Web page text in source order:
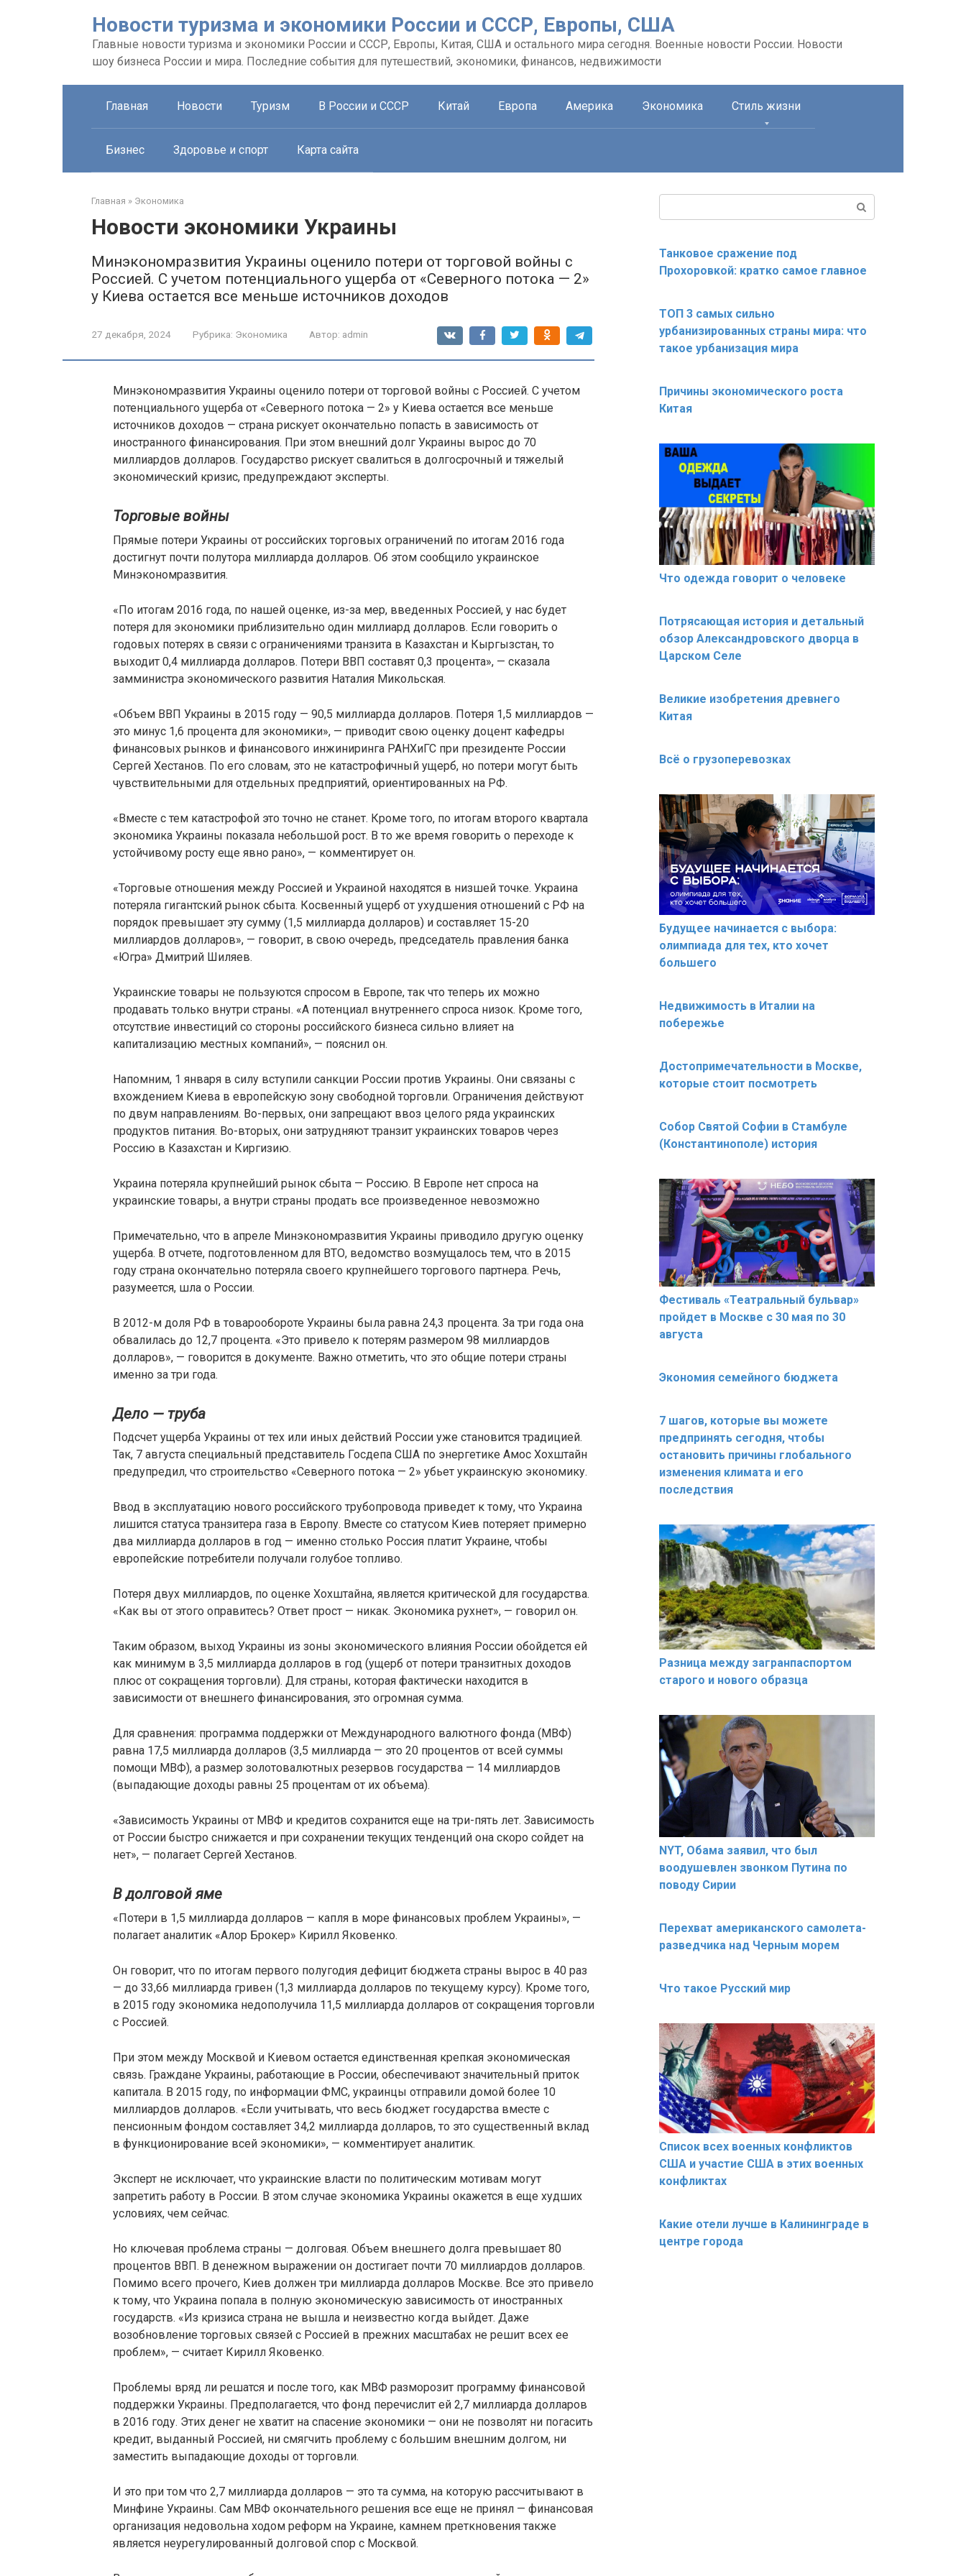
Новости туризма и экономики России и СССР, Европы, США
Главные новости туризма и экономики России и СССР, Европы, Китая, США и остального мира сегодня. Военные новости России. Новости
шоу бизнеса России и мира. Последние события для путешествий, экономики, финансов, недвижимости
Главная Новости Туризм В России и СССР Китай Европа Америка Экономика Стиль жизни
Бизнес Здоровье и спорт Карта сайта
Главная » Экономика
Новости экономики Украины
Минэкономразвития Украины оценило потери от торговой войны с
Россией. С учетом потенциального ущерба от «Северного потока — 2»
у Киева остается все меньше источников доходов
27 декабря, 2024 Рубрика: Экономика Автор: admin
Минэкономразвития Украины оценило потери от торговой войны с Россией. С учетом
потенциального ущерба от «Северного потока — 2» у Киева остается все меньше
источников доходов — страна рискует окончательно попасть в зависимость от
иностранного финансирования. При этом внешний долг Украины вырос до 70
миллиардов долларов. Государство рискует свалиться в долгосрочный и тяжелый
экономический кризис, предупреждают эксперты.
Торговые войны
Прямые потери Украины от российских торговых ограничений по итогам 2016 года
достигнут почти полутора миллиарда долларов. Об этом сообщило украинское
Минэкономразвития.
«По итогам 2016 года, по нашей оценке, из-за мер, введенных Россией, у нас будет
потеря для экономики приблизительно один миллиард долларов. Если говорить о
годовых потерях в связи с ограничениями транзита в Казахстан и Кыргызстан, то
выходит 0,4 миллиарда долларов. Потери ВВП составят 0,3 процента», — сказала
замминистра экономического развития Наталия Микольская.
«Объем ВВП Украины в 2015 году — 90,5 миллиарда долларов. Потеря 1,5 миллиардов —
это минус 1,6 процента для экономики», — приводит свою оценку доцент кафедры
финансовых рынков и финансового инжиниринга РАНХиГС при президенте России
Сергей Хестанов. По его словам, это не катастрофичный ущерб, но потери могут быть
чувствительными для отдельных предприятий, ориентированных на РФ.
«Вместе с тем катастрофой это точно не станет. Кроме того, по итогам второго квартала
экономика Украины показала небольшой рост. В то же время говорить о переходе к
устойчивому росту еще явно рано», — комментирует он.
«Торговые отношения между Россией и Украиной находятся в низшей точке. Украина
потеряла гигантский рынок сбыта. Косвенный ущерб от ухудшения отношений с РФ на
порядок превышает эту сумму (1,5 миллиарда долларов) и составляет 15-20
миллиардов долларов», — говорит, в свою очередь, председатель правления банка
«Югра» Дмитрий Шиляев.
Украинские товары не пользуются спросом в Европе, так что теперь их можно
продавать только внутри страны. «А потенциал внутреннего спроса низок. Кроме того,
отсутствие инвестиций со стороны российского бизнеса сильно влияет на
капитализацию местных компаний», — пояснил он.
Напомним, 1 января в силу вступили санкции России против Украины. Они связаны с
вхождением Киева в европейскую зону свободной торговли. Ограничения действуют
по двум направлениям. Во-первых, они запрещают ввоз целого ряда украинских
продуктов питания. Во-вторых, они затрудняют транзит украинских товаров через
Россию в Казахстан и Киргизию.
Украина потеряла крупнейший рынок сбыта — Россию. В Европе нет спроса на
украинские товары, а внутри страны продать все произведенное невозможно
Примечательно, что в апреле Минэкономразвития Украины приводило другую оценку
ущерба. В отчете, подготовленном для ВТО, ведомство возмущалось тем, что в 2015
году страна окончательно потеряла своего крупнейшего торгового партнера. Речь,
разумеется, шла о России.
В 2012-м доля РФ в товарообороте Украины была равна 24,3 процента. За три года она
обвалилась до 12,7 процента. «Это привело к потерям размером 98 миллиардов
долларов», — говорится в документе. Важно отметить, что это общие потери страны
именно за три года.
Дело — труба
Подсчет ущерба Украины от тех или иных действий России уже становится традицией.
Так, 7 августа специальный представитель Госдепа США по энергетике Амос Хохштайн
предупредил, что строительство «Северного потока — 2» убьет украинскую экономику.
Ввод в эксплуатацию нового российского трубопровода приведет к тому, что Украина
лишится статуса транзитера газа в Европу. Вместе со статусом Киев потеряет примерно
два миллиарда долларов в год — именно столько Россия платит Украине, чтобы
европейские потребители получали голубое топливо.
Потеря двух миллиардов, по оценке Хохштайна, является критической для государства.
«Как вы от этого оправитесь? Ответ прост — никак. Экономика рухнет», — говорил он.
Таким образом, выход Украины из зоны экономического влияния России обойдется ей
как минимум в 3,5 миллиарда долларов в год (ущерб от потери транзитных доходов
плюс от сокращения торговли). Для страны, которая фактически находится в
зависимости от внешнего финансирования, это огромная сумма.
Для сравнения: программа поддержки от Международного валютного фонда (МВФ)
равна 17,5 миллиарда долларов (3,5 миллиарда — это 20 процентов от всей суммы
помощи МВФ), а размер золотовалютных резервов государства — 14 миллиардов
(выпадающие доходы равны 25 процентам от их объема).
«Зависимость Украины от МВФ и кредитов сохранится еще на три-пять лет. Зависимость
от России быстро снижается и при сохранении текущих тенденций она скоро сойдет на
нет», — полагает Сергей Хестанов.
В долговой яме
«Потери в 1,5 миллиарда долларов — капля в море финансовых проблем Украины», —
полагает аналитик «Алор Брокер» Кирилл Яковенко.
Он говорит, что по итогам первого полугодия дефицит бюджета страны вырос в 40 раз
— до 33,66 миллиарда гривен (1,3 миллиарда долларов по текущему курсу). Кроме того,
в 2015 году экономика недополучила 11,5 миллиарда долларов от сокращения торговли
с Россией.
При этом между Москвой и Киевом остается единственная крепкая экономическая
связь. Граждане Украины, работающие в России, обеспечивают значительный приток
капитала. В 2015 году, по информации ФМС, украинцы отправили домой более 10
миллиардов долларов. «Если учитывать, что весь бюджет государства вместе с
пенсионным фондом составляет 34,2 миллиарда долларов, то это существенный вклад
в функционирование всей экономики», — комментирует аналитик.
Эксперт не исключает, что украинские власти по политическим мотивам могут
запретить работу в России. В этом случае экономика Украины окажется в еще худших
условиях, чем сейчас.
Но ключевая проблема страны — долговая. Объем внешнего долга превышает 80
процентов ВВП. В денежном выражении он достигает почти 70 миллиардов долларов.
Помимо всего прочего, Киев должен три миллиарда долларов Москве. Все это привело
к тому, что Украина попала в полную экономическую зависимость от иностранных
государств. «Из кризиса страна не вышла и неизвестно когда выйдет. Даже
возобновление торговых связей с Россией в прежних масштабах не решит всех ее
проблем», — считает Кирилл Яковенко.
Проблемы вряд ли решатся и после того, как МВФ разморозит программу финансовой
поддержки Украины. Предполагается, что фонд перечислит ей 2,7 миллиарда долларов
в 2016 году. Этих денег не хватит на спасение экономики — они не позволят ни погасить
кредит, выданный Россией, ни смягчить проблему с большим внешним долгом, ни
заместить выпадающие доходы от торговли.
И это при том что 2,7 миллиарда долларов — это та сумма, на которую рассчитывают в
Минфине Украины. Сам МВФ окончательного решения все еще не принял — финансовая
организация недовольна ходом реформ на Украине, камнем преткновения также
является неурегулированный долговой спор с Москвой.
Танковое сражение под
Прохоровкой: кратко самое главное
ТОП 3 самых сильно
урбанизированных страны мира: что
такое урбанизация мира
Причины экономического роста
Китая
Что одежда говорит о человеке
Потрясающая история и детальный
обзор Александровского дворца в
Царском Селе
Великие изобретения древнего
Китая
Всё о грузоперевозках
Будущее начинается с выбора:
олимпиада для тех, кто хочет
большего
Недвижимость в Италии на
побережье
Достопримечательности в Москве,
которые стоит посмотреть
Собор Святой Софии в Стамбуле
(Константинополе) история
Фестиваль «Театральный бульвар»
пройдет в Москве с 30 мая по 30
августа
Экономия семейного бюджета
7 шагов, которые вы можете
предпринять сегодня, чтобы
остановить причины глобального
изменения климата и его
последствия
Разница между загранпаспортом
старого и нового образца
NYT, Обама заявил, что был
воодушевлен звонком Путина по
поводу Сирии
Перехват американского самолета-
разведчика над Черным морем
Что такое Русский мир
Список всех военных конфликтов
США и участие США в этих военных
конфликтах
Какие отели лучше в Калининграде в
центре города